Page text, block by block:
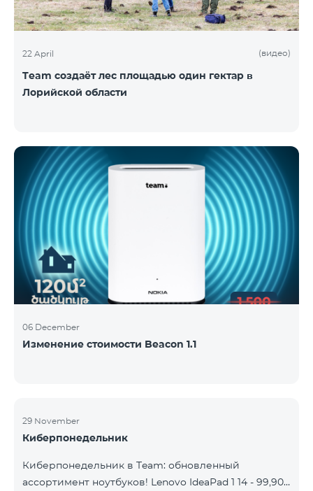
22 April (видео)
Team создаёт лес площадью один гектар в
Лорийской области
06 December
Изменение стоимости Beacon 1.1
29 November
Киберпонедельник
Киберпонедельник в Team: обновленный
ассортимент ноутбуков! Lenovo IdeaPad 1 14 - 99,900